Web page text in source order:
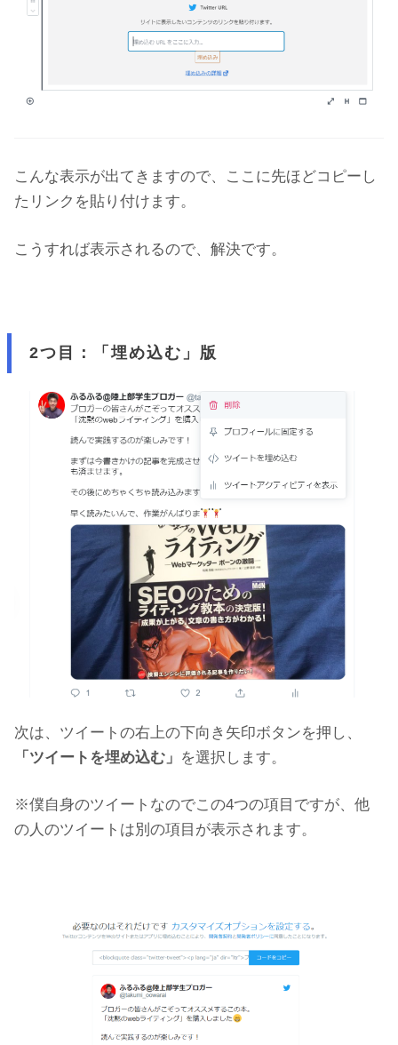
こんな表示が出てきますので、ここに先ほどコピーし
たリンクを貼り付けます。
こうすれば表示されるので、解決です。
2つ目：「埋め込む」版
次は、ツイートの右上の下向き矢印ボタンを押し、
「ツイートを埋め込む」 を選択します。
※僕自身のツイートなのでこの4つの項目ですが、他
の人のツイートは別の項目が表示されます。